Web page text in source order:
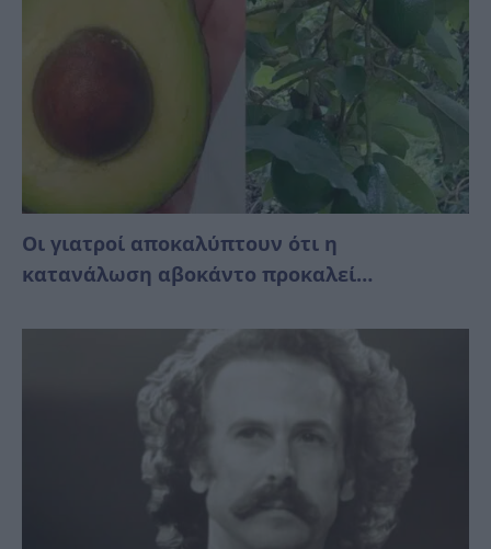
Οι γιατροί αποκαλύπτουν ότι η
κατανάλωση αβοκάντο προκαλεί…